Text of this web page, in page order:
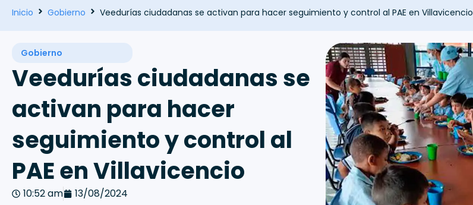
Inicio Gobierno Veedurías ciudadanas se activan para hacer seguimiento y control al PAE en Villavicencio
Gobierno
Veedurías ciudadanas se
activan para hacer
seguimiento y control al
PAE en Villavicencio
10:52 am 13/08/2024